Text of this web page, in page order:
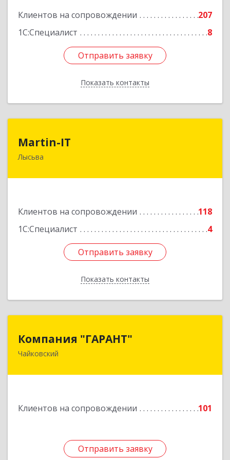
Клиентов на сопровождении
207
1С:Специалист
8
Отправить заявку
Показать контакты
Отправить заявку
Назад
Martin-IT
Лысьва
Клиентов на сопровождении
118
1С:Специалист
4
Отправить заявку
Показать контакты
618900, Пермский край, Лысьва г, Смышляева
Отправить заявку
Назад
Компания "ГАРАНТ"
Чайковский
Клиентов на сопровождении 101
Отправить заявку
617760, Пермский край, Чайковский г, Карла
Отправить заявку